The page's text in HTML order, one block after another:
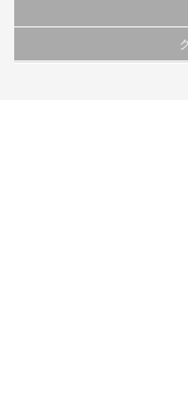
当サイトで公開されている情報
これらの情報を権利者の許可な
当サイトに掲載している内容は
弊社の見解・ 意見ではないこと
このサイトでは Cookie を使用